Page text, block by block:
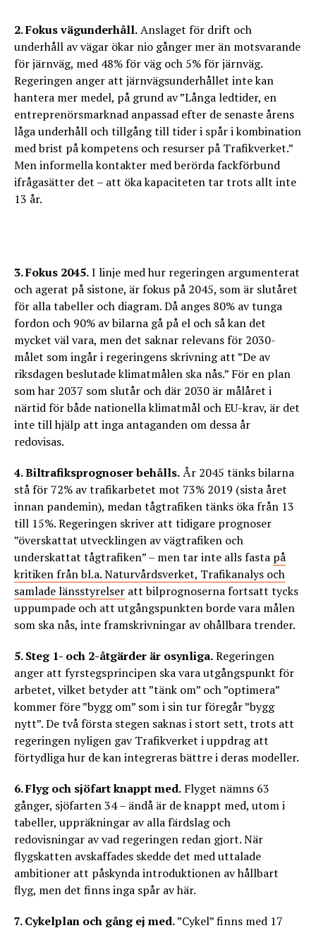
2. Fokus vägunderhåll.Anslaget för drift och
underhåll av vägar ökar nio gånger mer än motsvarande
för järnväg, med 48% för väg och 5% för järnväg.
Regeringen anger att järnvägsunderhållet inte kan
hantera mer medel, på grund av ”Långa ledtider, en
entreprenörsmarknad anpassad efter de senaste årens
låga underhåll och tillgång till tider i spår i kombination
med brist på kompetens och resurser på Trafikverket.”
Men informella kontakter med berörda fackförbund
ifrågasätter det – att öka kapaciteten tar trots allt inte
13 år.
3. Fokus 2045.I linje med hur regeringen argumenterat
och agerat på sistone, är fokus på 2045, som är slutåret
för alla tabeller och diagram. Då anges 80% av tunga
fordon och 90% av bilarna gå på el och så kan det
mycket väl vara, men det saknar relevans för 2030-
målet som ingår i regeringens skrivning att ”De av
riksdagen beslutade klimatmålen ska nås.” För en plan
som har 2037 som slutår och där 2030 är målåret i
närtid för både nationella klimatmål och EU-krav, är det
inte till hjälp att inga antaganden om dessa år
redovisas.
4. Biltrafiksprognoser behålls.År 2045 tänks bilarna
stå för 72% av trafikarbetet mot 73% 2019 (sista året
innan pandemin), medan tågtrafiken tänks öka från 13
till 15%. Regeringen skriver att tidigare prognoser
”överskattat utvecklingen av vägtrafiken och
underskattat tågtrafiken” – men tar inte alls fasta på
kritiken från bl.a. Naturvårdsverket, Trafikanalys och
samlade länsstyrelser att bilprognoserna fortsatt tycks
uppumpade och att utgångspunkten borde vara målen
som ska nås, inte framskrivningar av ohållbara trender.
5. Steg 1- och 2-åtgärder är osynliga.Regeringen
anger att fyrstegsprincipen ska vara utgångspunkt för
arbetet, vilket betyder att ”tänk om” och ”optimera”
kommer före ”bygg om” som i sin tur föregår ”bygg
nytt”. De två första stegen saknas i stort sett, trots att
regeringen nyligen gav Trafikverket i uppdrag att
förtydliga hur de kan integreras bättre i deras modeller.
6. Flyg och sjöfart knappt med. Flyget nämns 63
gånger, sjöfarten 34 – ändå är de knappt med, utom i
tabeller, uppräkningar av alla färdslag och
redovisningar av vad regeringen redan gjort. När
flygskatten avskaffades skedde det med uttalade
ambitioner att påskynda introduktionen av hållbart
flyg, men det finns inga spår av här.
7. Cykelplan och gång ej med.”Cykel” finns med 17